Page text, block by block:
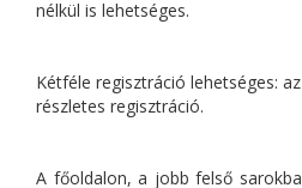
nélkül is lehetséges.
Kétféle regisztráció lehetséges:
részletes regisztráció.
A főoldalon, a jobb felső